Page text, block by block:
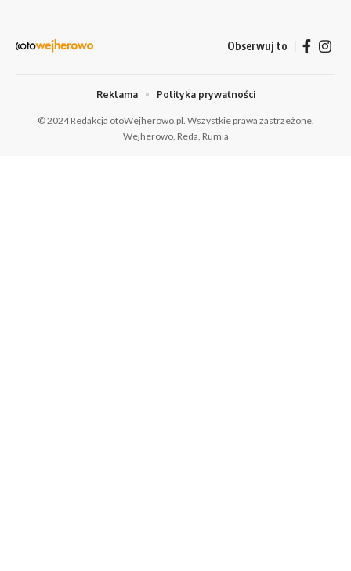
Obserwuj to
© 2024 Redakcja otoWejherowo.pl. Wszystkie prawa zastrzeżone.
Wejherowo, Reda, Rumia
Reklama Polityka prywatności